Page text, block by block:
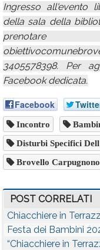
Ingresso all'evento
della sala della
3405578398. Per
Facebook dedicata.
Facebook
Incontro
Disturbi Specifici
Brovello Carpugnono
POST CORRELATI
Chiacchiere in
Festa dei Bambini
“Chiacchiere in